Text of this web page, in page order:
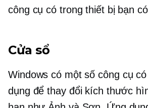
công cụ có trong thiết bị bạn
Cửa sổ
Windows có một số công cụ
dụng để thay đổi kích thước